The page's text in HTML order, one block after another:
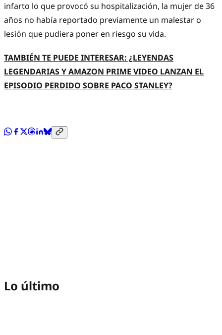
infarto lo que provocó su hospitalización, la mujer de 36
años no había reportado previamente un malestar o
lesión que pudiera poner en riesgo su vida.
TAMBIÉN TE PUEDE INTERESAR: ¿LEYENDAS
LEGENDARIAS Y AMAZON PRIME VIDEO LANZAN EL
EPISODIO PERDIDO SOBRE PACO STANLEY?
Lo último